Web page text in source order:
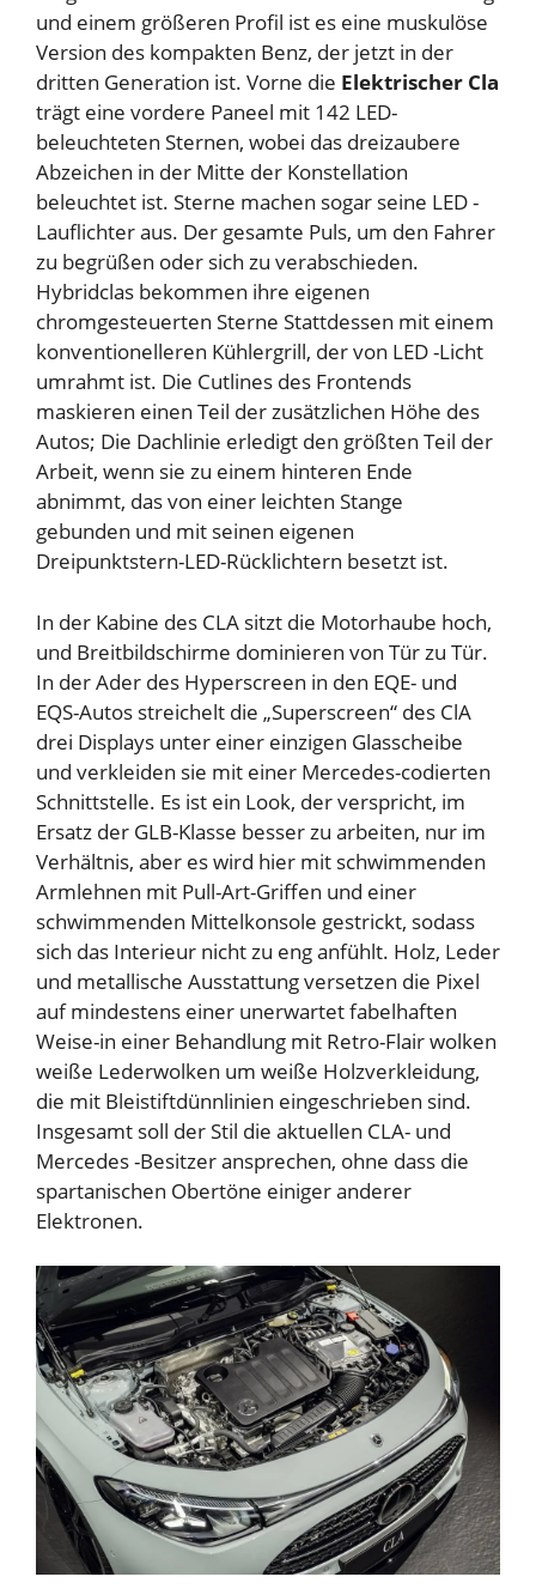
und einem größeren Profil ist es eine muskulöse
Version des kompakten Benz, der jetzt in der
dritten Generation ist. Vorne die Elektrischer Cla
trägt eine vordere Paneel mit 142 LED-
beleuchteten Sternen, wobei das dreizaubere
Abzeichen in der Mitte der Konstellation
beleuchtet ist. Sterne machen sogar seine LED -
Lauflichter aus. Der gesamte Puls, um den Fahrer
zu begrüßen oder sich zu verabschieden.
Hybridclas bekommen ihre eigenen
chromgesteuerten Sterne Stattdessen mit einem
konventionelleren Kühlergrill, der von LED -Licht
umrahmt ist. Die Cutlines des Frontends
maskieren einen Teil der zusätzlichen Höhe des
Autos; Die Dachlinie erledigt den größten Teil der
Arbeit, wenn sie zu einem hinteren Ende
abnimmt, das von einer leichten Stange
gebunden und mit seinen eigenen
Dreipunktstern-LED-Rücklichtern besetzt ist.
In der Kabine des CLA sitzt die Motorhaube hoch,
und Breitbildschirme dominieren von Tür zu Tür.
In der Ader des Hyperscreen in den EQE- und
EQS-Autos streichelt die „Superscreen“ des ClA
drei Displays unter einer einzigen Glasscheibe
und verkleiden sie mit einer Mercedes-codierten
Schnittstelle. Es ist ein Look, der verspricht, im
Ersatz der GLB-Klasse besser zu arbeiten, nur im
Verhältnis, aber es wird hier mit schwimmenden
Armlehnen mit Pull-Art-Griffen und einer
schwimmenden Mittelkonsole gestrickt, sodass
sich das Interieur nicht zu eng anfühlt. Holz, Leder
und metallische Ausstattung versetzen die Pixel
auf mindestens einer unerwartet fabelhaften
Weise-in einer Behandlung mit Retro-Flair wolken
weiße Lederwolken um weiße Holzverkleidung,
die mit Bleistiftdünnlinien eingeschrieben sind.
Insgesamt soll der Stil die aktuellen CLA- und
Mercedes -Besitzer ansprechen, ohne dass die
spartanischen Obertöne einiger anderer
Elektronen.